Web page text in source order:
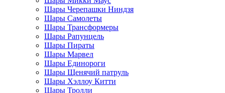
Шары Черепашки Ниндзя
Шары Самолеты
Шары Трансформеры
Шары Рапунцель
Шары Пираты
Шары Марвел
Шары Единороги
Шары Щенячий патруль
Шары Хэллоу Китти
Шары Тролли